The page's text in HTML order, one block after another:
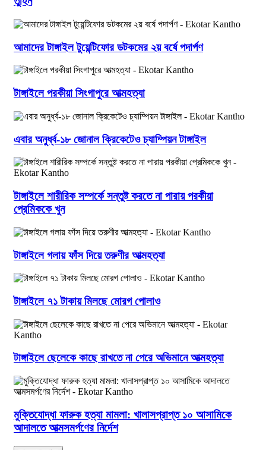
আমাদের টাঙ্গাইল টুয়েন্টিফোর ডটকমের ২য় বর্ষে পদার্পণ
টাঙ্গাইলে পরকীয়া সিংগাপুরে আত্মহত্যা
এবার অনুর্ধ্ব-১৮ জোনাল ক্রিকেটেও চ্যাম্পিয়ন টাঙ্গাইল
টাঙ্গাইলে শারীরিক সম্পর্কে সন্তুষ্ট করতে না পারায় পরকীয়া
প্রেমিককে খুন
টাঙ্গাইলে গলায় ফাঁস দিয়ে তরুণীর আত্মহত্যা
টাঙ্গাইলে ৭১ টাকায় মিলছে মোরগ পোলাও
টাঙ্গাইলে ছেলেকে কাছে রাখতে না পেরে অভিমানে আত্মহত্যা
মুক্তিযোদ্ধা ফারুক হত্যা মামলা: খালাসপ্রাপ্ত ১০ আসামিকে
আদালতে আত্মসমর্পণের নির্দেশ